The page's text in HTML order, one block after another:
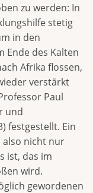
zu werden: In
stetig
in den
Ende des Kalten
Afrika flossen,
verstärkt
Paul
und
festgestellt. Ein
also nicht nur
ist, das im
wird.
gewordenen